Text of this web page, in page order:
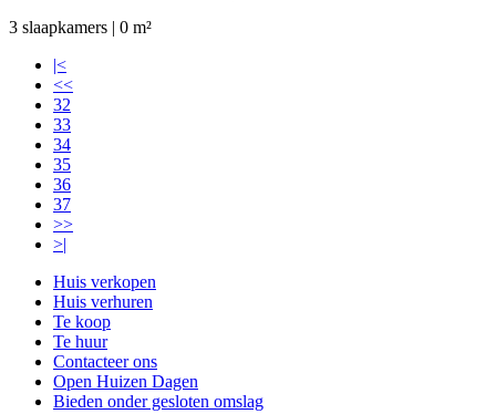
3 slaapkamers | 0 m²
|<
<<
32
33
34
35
36
37
>>
>|
Huis verkopen
Huis verhuren
Te koop
Te huur
Contacteer ons
Open Huizen Dagen
Bieden onder gesloten omslag